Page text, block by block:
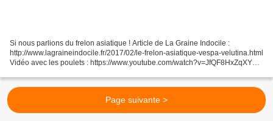
Si nous parlions du frelon asiatique ! Article de La Graine Indocile :
http://www.lagraineindocile.fr/2017/02/le-frelon-asiatique-vespa-velutina.html
Vidéo avec les poulets : https://www.youtube.com/watch?v=JfQF8HxZqXY
on-vraiment-craindre-le-frelon-asiatique_545083.html...
Page suivante >